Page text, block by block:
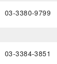
03-3380-9799
03-3384-3851